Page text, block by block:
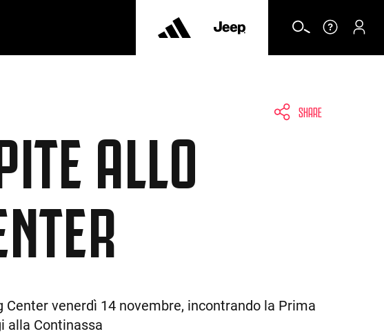
SHARE
ALLO
venerdì 14 novembre, incontrando la Prima
alla Continassa